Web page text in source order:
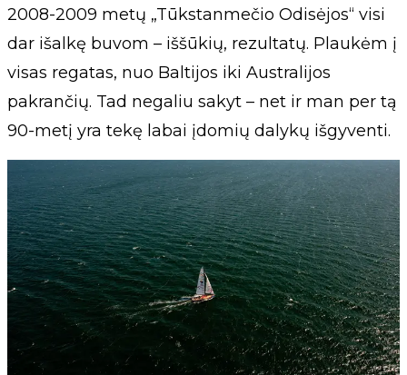
2008-2009 metų „Tūkstanmečio Odisėjos“ visi
dar išalkę buvom – iššūkių, rezultatų. Plaukėm į
visas regatas, nuo Baltijos iki Australijos
pakrančių. Tad negaliu sakyt – net ir man per tą
90-metį yra tekę labai įdomių dalykų išgyventi.